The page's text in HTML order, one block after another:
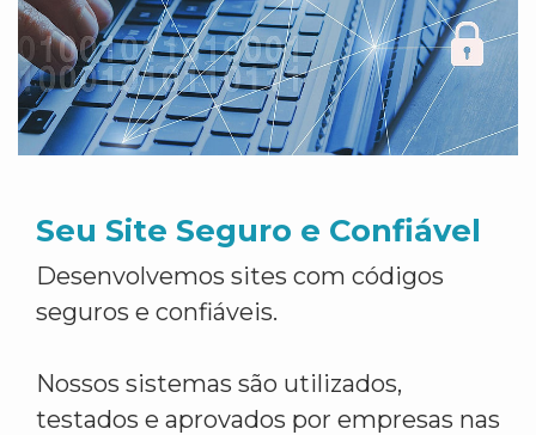
Seu Site Seguro e Confiável
Desenvolvemos sites com códigos
seguros e confiáveis.
Nossos sistemas são utilizados,
testados e aprovados por empresas nas